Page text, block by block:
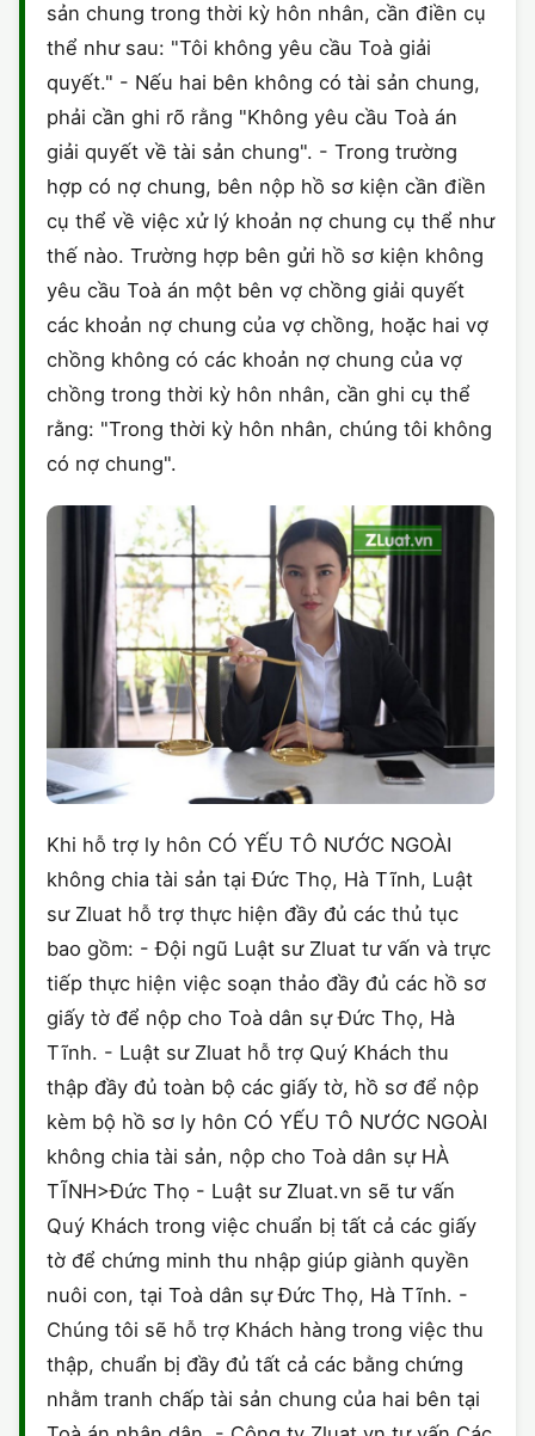
sản chung trong thời kỳ hôn nhân, cần điền cụ
thể như sau: "Tôi không yêu cầu Toà giải
quyết." - Nếu hai bên không có tài sản chung,
phải cần ghi rõ rằng "Không yêu cầu Toà án
giải quyết về tài sản chung". - Trong trường
hợp có nợ chung, bên nộp hồ sơ kiện cần điền
cụ thể về việc xử lý khoản nợ chung cụ thể như
thế nào. Trường hợp bên gửi hồ sơ kiện không
yêu cầu Toà án một bên vợ chồng giải quyết
các khoản nợ chung của vợ chồng, hoặc hai vợ
chồng không có các khoản nợ chung của vợ
chồng trong thời kỳ hôn nhân, cần ghi cụ thể
rằng: "Trong thời kỳ hôn nhân, chúng tôi không
có nợ chung".
Khi hỗ trợ ly hôn CÓ YẾU TÔ NƯỚC NGOÀI
không chia tài sản tại Đức Thọ, Hà Tĩnh, Luật
sư Zluat hỗ trợ thực hiện đầy đủ các thủ tục
bao gồm: - Đội ngũ Luật sư Zluat tư vấn và trực
tiếp thực hiện việc soạn thảo đầy đủ các hồ sơ
giấy tờ để nộp cho Toà dân sự Đức Thọ, Hà
Tĩnh. - Luật sư Zluat hỗ trợ Quý Khách thu
thập đầy đủ toàn bộ các giấy tờ, hồ sơ để nộp
kèm bộ hồ sơ ly hôn CÓ YẾU TÔ NƯỚC NGOÀI
không chia tài sản, nộp cho Toà dân sự HÀ
TĨNH>Đức Thọ - Luật sư Zluat.vn sẽ tư vấn
Quý Khách trong việc chuẩn bị tất cả các giấy
tờ để chứng minh thu nhập giúp giành quyền
nuôi con, tại Toà dân sự Đức Thọ, Hà Tĩnh. -
Chúng tôi sẽ hỗ trợ Khách hàng trong việc thu
thập, chuẩn bị đầy đủ tất cả các bằng chứng
nhằm tranh chấp tài sản chung của hai bên tại